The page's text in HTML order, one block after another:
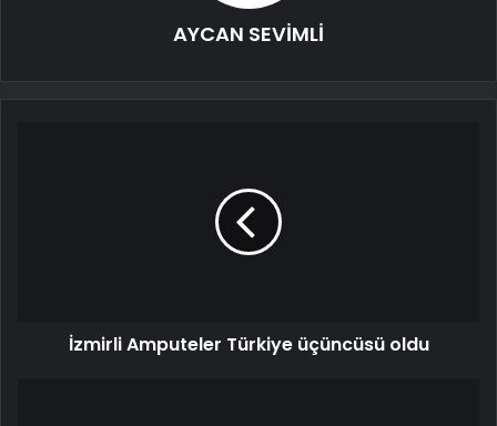
AYCAN SEVİMLİ
İzmirli Amputeler Türkiye üçüncüsü oldu